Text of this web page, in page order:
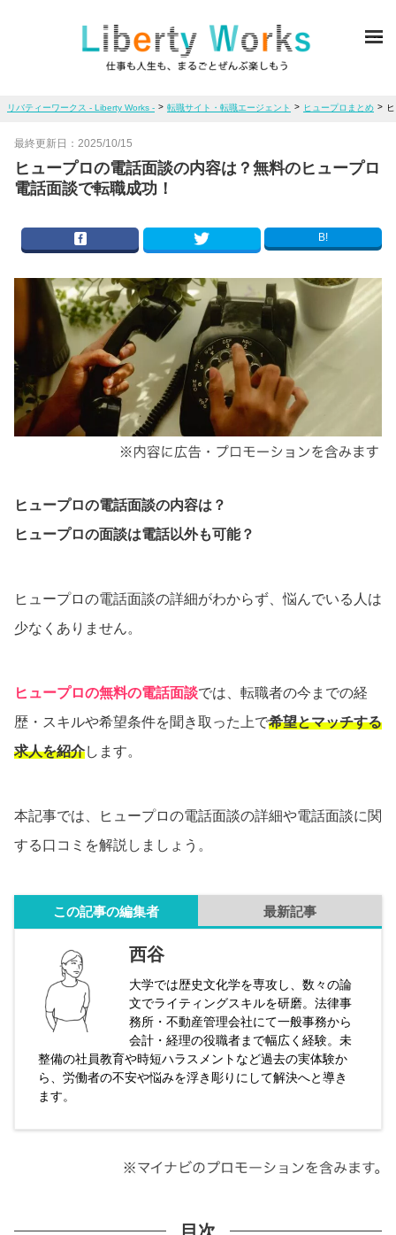
リバティーワークス - Liberty Works - > 転職サイト・転職エージェント > ヒュープロまとめ >
最終更新日： 2025/10/15
ヒュープロの電話面談の内容は？無料のヒュープロ
電話面談で転職成功！
B!
ヒュープロの電話面談の内容は？
ヒュープロの面談は電話以外も可能？
ヒュープロの電話面談の詳細がわからず、悩んでいる人は
少なくありません。
ヒュープロの無料の電話面談では、転職者の今までの経
歴・スキルや希望条件を聞き取った上で希望とマッチする
求人を紹介します。
本記事では、ヒュープロの電話面談の詳細や電話面談に関
する口コミを解説しましょう。
この記事の編集者 最新記事
西谷
大学では歴史文化学を専攻し、数々の論
文でライティングスキルを研磨。法律事
務所・不動産管理会社にて一般事務から
会計・経理の役職者まで幅広く経験。未
整備の社員教育や時短ハラスメントなど過去の実体験か
ら、労働者の不安や悩みを浮き彫りにして解決へと導き
ます。
目次